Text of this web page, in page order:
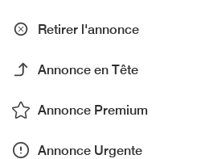
Retirer l'annonce
Annonce en Tête
Annonce Premium
Annonce Urgente